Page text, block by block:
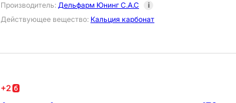
Производитель: Дельфарм Юнинг С.А.С
i
Действующее вещество: Кальция карбонат
+2